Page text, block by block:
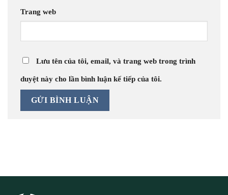
Trang web
Lưu tên của tôi, email, và trang web trong trình
duyệt này cho lần bình luận kế tiếp của tôi.